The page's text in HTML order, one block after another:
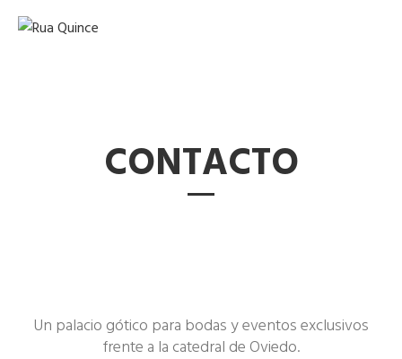
CONTACTO
Un palacio gótico para bodas y eventos exclusivos
frente a la catedral de Oviedo.